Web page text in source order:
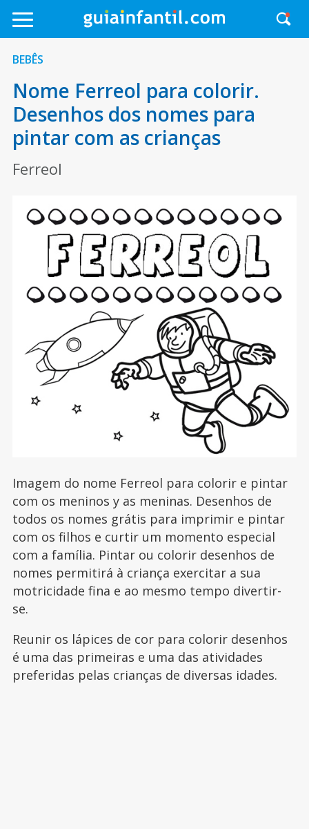
BEBÊS
Nome Ferreol para colorir.
Desenhos dos nomes para
pintar com as crianças
Ferreol
Imagem do nome Ferreol para colorir e pintar
com os meninos y as meninas. Desenhos de
todos os nomes grátis para imprimir e pintar
com os filhos e curtir um momento especial
com a família. Pintar ou colorir desenhos de
nomes permitirá à criança exercitar a sua
motricidade fina e ao mesmo tempo divertir-
se.
Reunir os lápices de cor para colorir desenhos
é uma das primeiras e uma das atividades
preferidas pelas crianças de diversas idades.